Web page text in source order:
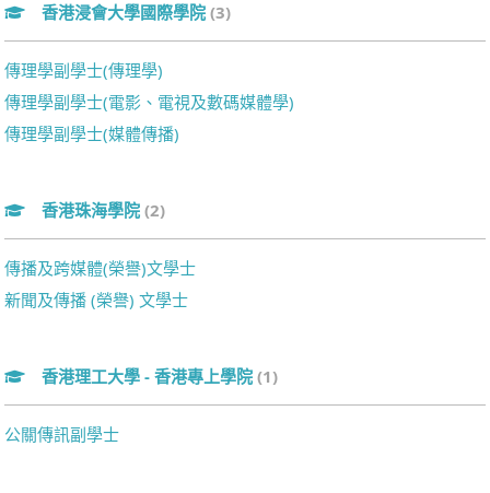
香港浸會大學國際學院 (3)
傳理學副學士(傳理學)
傳理學副學士(電影、電視及數碼媒體學)
傳理學副學士(媒體傳播)
香港珠海學院 (2)
傳播及跨媒體(榮譽)文學士
新聞及傳播 (榮譽) 文學士
香港理工大學 - 香港專上學院 (1)
公關傳訊副學士